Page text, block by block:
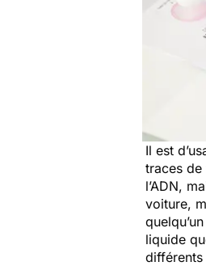
Il est
traces de
l’ADN,
voiture,
liquide